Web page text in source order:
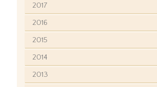
2017
2016
2015
2014
2013